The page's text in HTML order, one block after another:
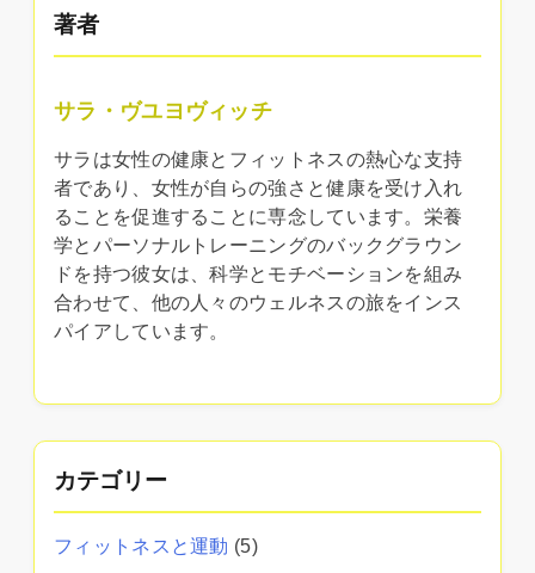
著者
サラ・ヴユヨヴィッチ
サラは女性の健康とフィットネスの熱心な支持
者であり、女性が自らの強さと健康を受け入れ
ることを促進することに専念しています。栄養
学とパーソナルトレーニングのバックグラウン
ドを持つ彼女は、科学とモチベーションを組み
合わせて、他の人々のウェルネスの旅をインス
パイアしています。
カテゴリー
フィットネスと運動 (5)